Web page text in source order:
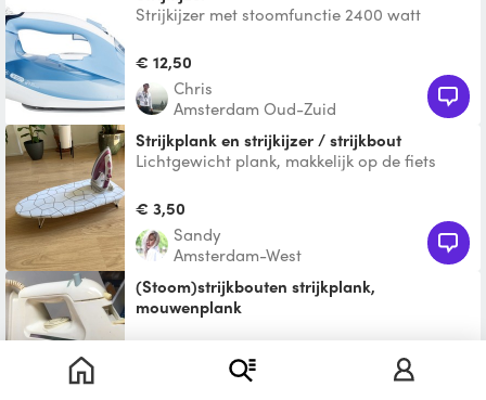
Strijkijzer met stoomfunctie 2400 watt
€ 12,50
Chris
Amsterdam Oud-Zuid
Strijkplank en strijkijzer / strijkbout
Lichtgewicht plank, makkelijk op de fiets
€ 3,50
Sandy
Amsterdam-West
(Stoom)strijkbouten strijkplank,
mouwenplank
Mogelijk kan je als